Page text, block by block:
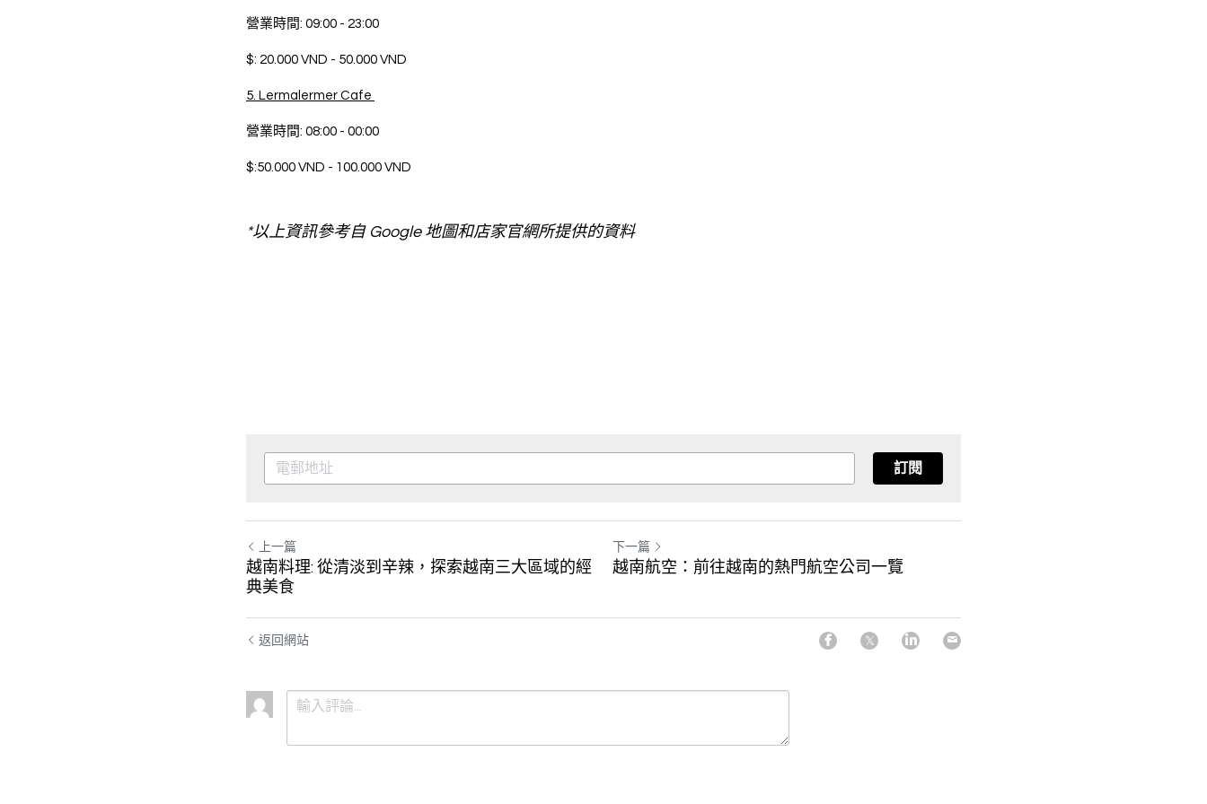
營業時間: 09:00 - 23:00
$: 20.000 VND - 50.000 VND
5. Lermalermer Cafe
營業時間: 08:00 - 00:00
$:50.000 VND - 100.000 VND
*以上資訊參考自 Google 地圖和店家官網所提供的資料
訂閱
上一篇
越南料理: 從清淡到辛辣，探索越南三大區域的經
典美食
下一篇
越南航空：前往越南的熱門航空公司一覽
返回網站